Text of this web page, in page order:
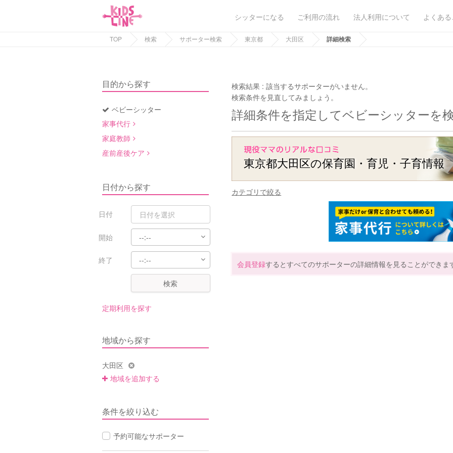
シッターになる ご利用の流れ 法人利用について よくあ
TOP 検索 サポーター検索 東京都 大田区 詳細検索
目的から探す
ベビーシッター
家事代行
家庭教師
産前産後ケア
日付から探す
日付
開始
終了
検索
定期利用を探す
地域から探す
大田区
地域を追加する
条件を絞り込む
予約可能なサポーター
検索結果 :該当するサポーターがいません。
検索条件を見直してみましょう。
詳細条件を指定してベビーシッターを
東京都大田区の保育園・育児・子育情報
カテゴリで絞る
会員登録するとすべてのサポーターの詳細情報を見ることができま